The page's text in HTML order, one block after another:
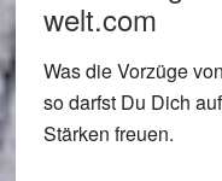
welt.com
Was die Vorzüge
so darfst Du Dich
Stärken freuen.